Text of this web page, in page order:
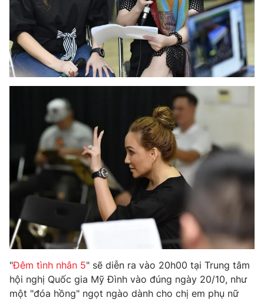
"Đêm tình nhân 5" sẽ diễn ra vào 20h00 tại Trung tâm
hội nghị Quốc gia Mỹ Đình vào đúng ngày 20/10, như
một "đóa hồng" ngọt ngào dành cho chị em phụ nữ